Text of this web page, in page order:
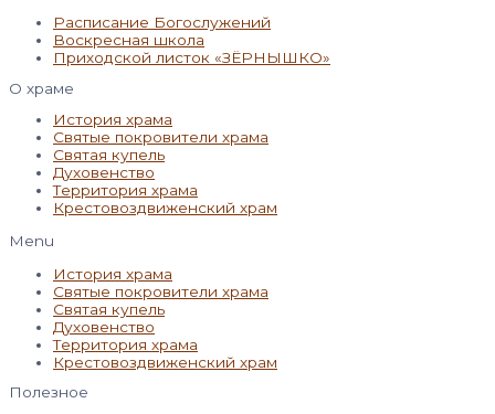
Расписание Богослужений
Воскресная школа
Приходской листок «ЗЁРНЫШКО»
О храме
История храма
Святые покровители храма
Святая купель
Духовенство
Территория храма
Крестовоздвиженский храм
Menu
История храма
Святые покровители храма
Святая купель
Духовенство
Территория храма
Крестовоздвиженский храм
Полезное